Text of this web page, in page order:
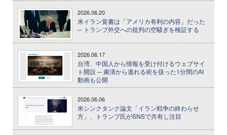
2026.06.20
米イラン覚書は「アメリカ有利の内容」だった
─ トランプ外交への批判の空騒ぎを検証する
2026.06.17
台湾、中国人から情報を受け付けるウェブサイ
ト開設 ─ 粛清から逃れる術を扱った1分間のAI
動画も公開
2026.06.06
米シンクタンク論文「イラン戦争の終わらせ
方」、トランプ氏がSNSで共有し注目